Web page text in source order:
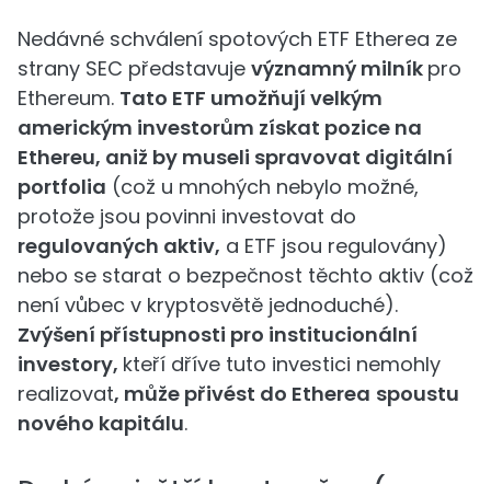
Nedávné schválení spotových ETF Etherea ze
strany SEC představuje významný milník pro
Ethereum. Tato ETF umožňují velkým
americkým investorům získat pozice na
Ethereu, aniž by museli spravovat digitální
portfolia (což u mnohých nebylo možné,
protože jsou povinni investovat do
regulovaných aktiv, a ETF jsou regulovány)
nebo se starat o bezpečnost těchto aktiv (což
není vůbec v kryptosvětě jednoduché).
Zvýšení přístupnosti pro institucionální
investory, kteří dříve tuto investici nemohly
realizovat, může přivést do Etherea spoustu
nového kapitálu.